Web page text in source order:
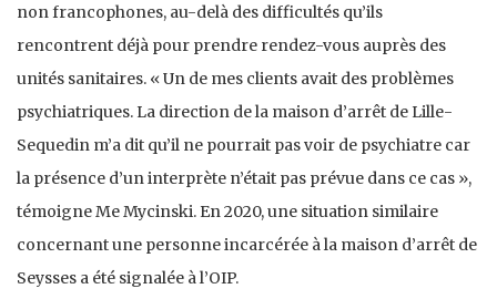
non francophones, au-delà des difficultés qu’ils
rencontrent déjà pour prendre rendez-vous auprès des
unités sanitaires. « Un de mes clients avait des problèmes
psychiatriques. La direction de la maison d’arrêt de Lille-
Sequedin m’a dit qu’il ne pourrait pas voir de psychiatre car
la présence d’un interprète n’était pas prévue dans ce cas »,
témoigne Me Mycinski. En 2020, une situation similaire
concernant une personne incarcérée à la maison d’arrêt de
Seysses a été signalée à l’OIP.